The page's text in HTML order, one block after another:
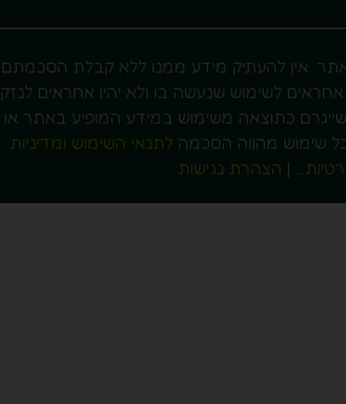
אין להעתיק מידע ממנו ללא קבלת הסכמתם
לשימוש שנעשה בו ולא יהיו אחראים לנזק
כתוצאה משימוש במידע המופיע באתר או
שימוש מהווה הסכמהלתנאי השימוש ומדיניות
הצהרת נגישות